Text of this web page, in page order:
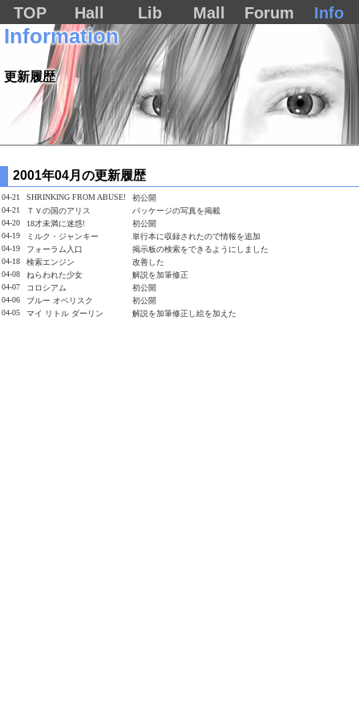
TOP Hall Lib Mall Forum Info
Information
更新履歴
2001年04月の更新履歴
04-21 SHRINKING FROM ABUSE!
初公開
04-21
ＴＶの国のアリス
パッケージの写真を掲載
04-20
18才未満に迷惑!
初公開
04-19
ミルク・ジャンキー
単行本に収録されたので情報を追加
04-19
フォーラム入口
掲示板の検索をできるようにしました
04-18
検索エンジン
改善した
04-08
ねらわれた少女
解説を加筆修正
04-07
コロシアム
初公開
04-06
ブルー オベリスク
初公開
04-05
マイ リトル ダーリン 解説を加筆修正し絵を加えた